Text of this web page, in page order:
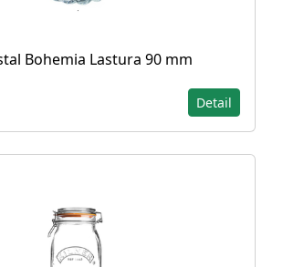
Bohemia Lastura 90 mm
Detail